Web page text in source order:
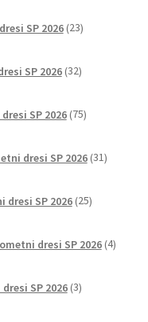
SP 2026 23izdelkov
SP 2026 32izdelkov
SP 2026 75izdelkov
dresi SP 2026 31izdelkov
dresi SP 2026 25izdelkov
dresi SP 2026 4izdelki
SP 2026 3izdelki